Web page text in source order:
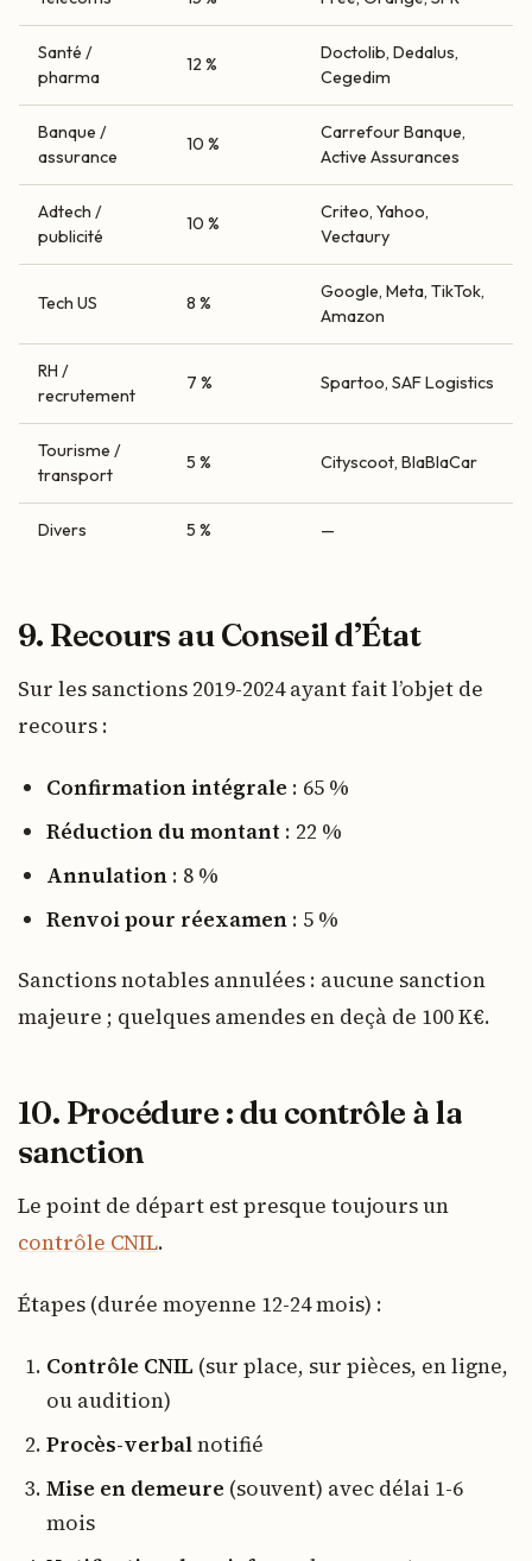
Santé /
pharma
12 %
Doctolib, Dedalus,
Cegedim
Banque /
assurance
10 %
Carrefour Banque,
Active Assurances
Adtech /
publicité
10 %
Criteo, Yahoo,
Vectaury
Tech US 8 %
Google, Meta, TikTok,
Amazon
RH /
recrutement
7 % Spartoo, SAF Logistics
Tourisme /
transport
5 % Cityscoot, BlaBlaCar
Divers 5 % —
9. Recours au Conseil d’État
Sur les sanctions 2019-2024 ayant fait l’objet de
recours :
Confirmation intégrale : 65 %
Réduction du montant : 22 %
Annulation : 8 %
Renvoi pour réexamen : 5 %
Sanctions notables annulées : aucune sanction
majeure ; quelques amendes en deçà de 100 K€.
10. Procédure : du contrôle à la
sanction
Le point de départ est presque toujours un
contrôle CNIL.
Étapes (durée moyenne 12-24 mois) :
Contrôle CNIL (sur place, sur pièces, en ligne,
ou audition)
Procès-verbalnotifié
Mise en demeure (souvent) avec délai 1-6
mois